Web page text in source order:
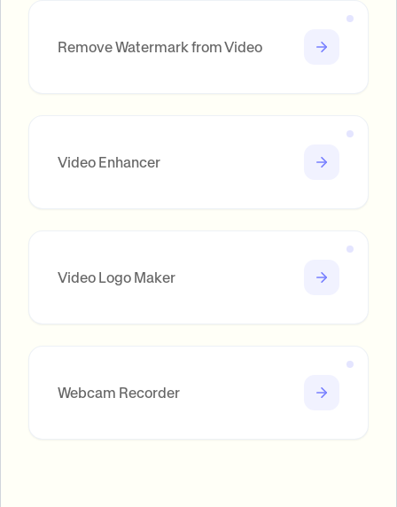
Remove Watermark from Video
Video Enhancer
Video Logo Maker
Webcam Recorder